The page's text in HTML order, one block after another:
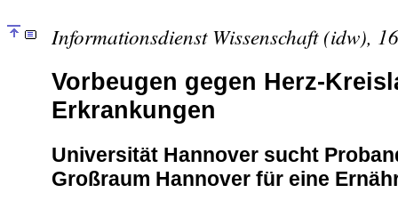
Informationsdienst Wissenschaft (idw),
Vorbeugen gegen Herz-
Erkrankungen
Universität Hannover sucht
Großraum Hannover für eine